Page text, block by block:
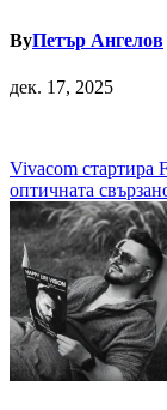
ByПетър Ангелов
дек. 17, 2025
Навигация
Vivacom стартира
оптичната